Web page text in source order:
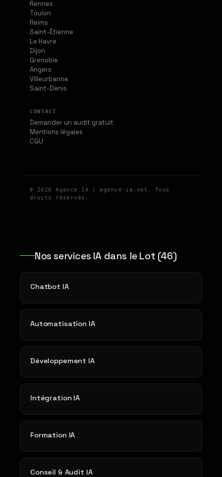
Rennes
Toulon
Reims
Saint-Étienne
Le Havre
Dijon
Grenoble
Angers
Villeurbanne
Saint-Denis
CONTACT
Demander un audit gratuit
Mentions légales
CGU
© 2026 Agence IA | agence-ia.net. Tous
droits réservés.
Nos services IA dans le Lot (46)
Chatbot IA
Automatisation IA
Développement IA
Intégration IA
Formation IA
Conseil & Audit IA